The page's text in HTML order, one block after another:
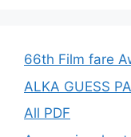
66th Film fare
ALKA GUESS
All PDF